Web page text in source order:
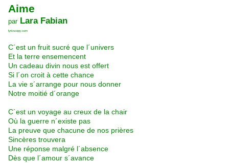
Aime
par Lara Fabian
lyricscopy.com
C´est un fruit sucré que l´univers
Et la terre ensemencent
Un cadeau divin nous est offert
Si l´on croit à cette chance
La vie s´arrange pour nous donner
Notre moitié d´orange
C´est un voyage au creux de la chair
Où la guerre n´existe pas
La preuve que chacune de nos prières
Sincères trouvera
Une réponse malgré l´absence
Dès que l´amour s´avance